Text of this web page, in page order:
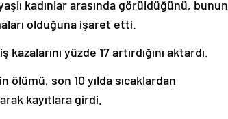
kadınlar arasında görüldüğünü, bunun
olduğuna işaret etti.
yüzde 17 artırdığını aktardı.
ölümü, son 10 yılda sıcaklardan
kayıtlara girdi.